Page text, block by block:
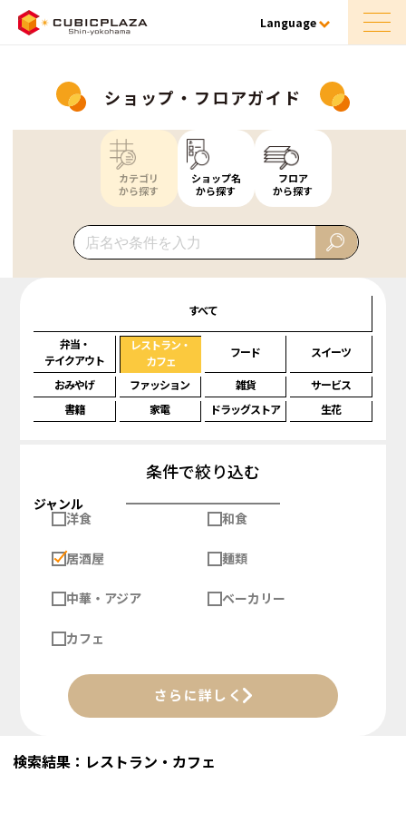
Language
ショップ・フロアガイド
カテゴリ
から探す
ショップ名
から探す
フロア
から探す
すべて
弁当・
テイクアウト
レストラン・
カフェ
フード スイーツ
おみやげ ファッション 雑貨
サービス
書籍
家電 ドラッグストア 生花
条件で絞り込む
ジャンル
洋食
和食
居酒屋 麺類
中華・アジア ベーカリー
カフェ
さらに詳しく
検索結果：レストラン・カフェ